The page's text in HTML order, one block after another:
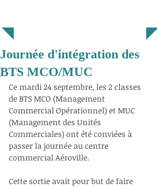
Journée d'intégration des
BTS MCO/MUC
Ce mardi 24 septembre, les 2 classes
de BTS MCO (Management
Commercial Opérationnel) et MUC
(Management des Unités
Commerciales) ont été conviées à
passer la journée au centre
commercial Aéroville.
Cette sortie avait pour but de faire